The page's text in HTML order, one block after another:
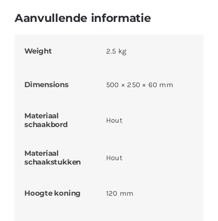
Aanvullende informatie
Weight 2.5 kg
Dimensions 500 × 250 × 60 mm
Materiaal
schaakbord
Hout
Materiaal
schaakstukken
Hout
Hoogte koning 120 mm